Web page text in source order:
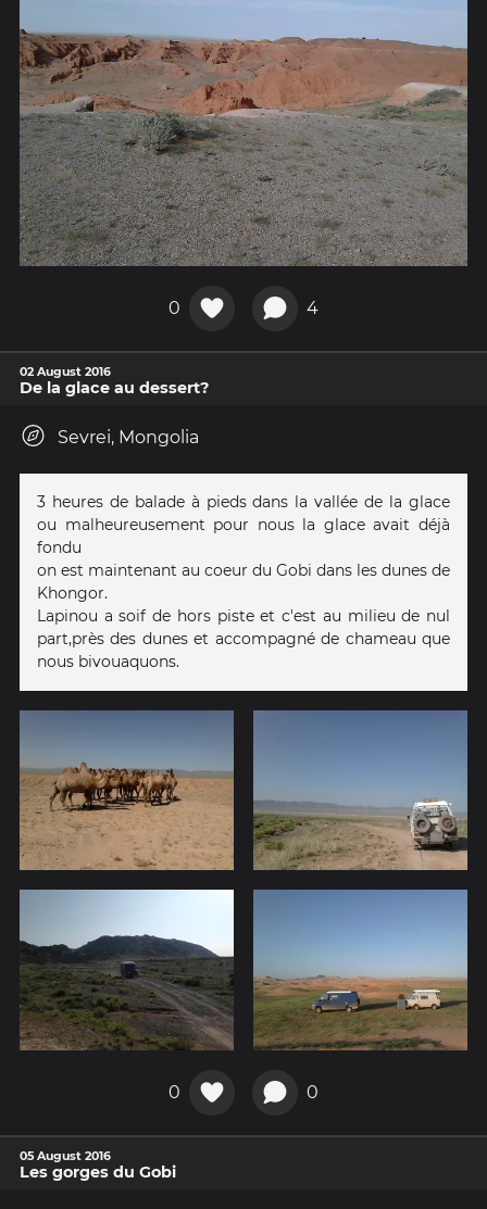
0 4
02 August 2016
De la glace au dessert?
Sevrei, Mongolia
3 heures de balade à pieds dans la vallée de la glace
ou malheureusement pour nous la glace avait déjà
fondu
on est maintenant au coeur du Gobi dans les dunes de
Khongor.
Lapinou a soif de hors piste et c'est au milieu de nul
part,près des dunes et accompagné de chameau que
nous bivouaquons.
0 0
05 August 2016
Les gorges du Gobi